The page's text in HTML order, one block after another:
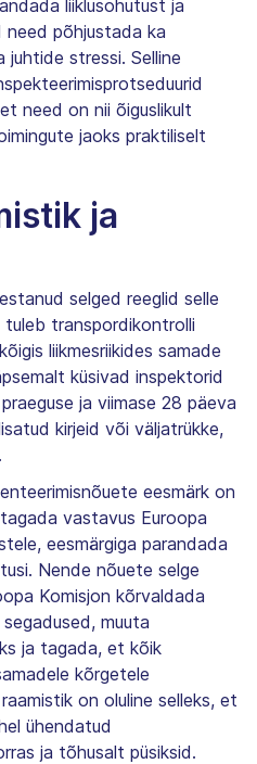
liiklusohutust ja
need põhjustada ka
juhtide stressi. Selline
need on nii õiguslikult
jaoks praktiliselt
ja
selged reeglid selle
transpordikontrolli
liikmesriikides samade
küsivad inspektorid
ja viimase 28 päeva
kirjeid või väljatrükke,
eesmärk on
vastavus Euroopa
eesmärgiga parandada
Nende nõuete selge
Komisjon kõrvaldada
muuta
ja tagada, et kõik
kõrgetele
on oluline selleks, et
ühendatud
ja tõhusalt püsiksid.